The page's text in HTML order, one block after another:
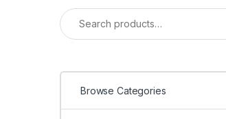
Search for:
Browse Categories